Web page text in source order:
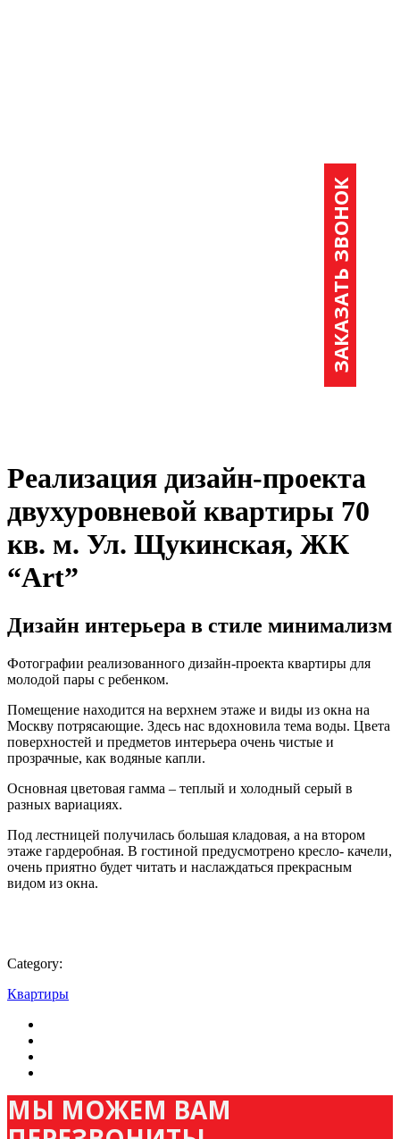
Реализация дизайн-проекта
двухуровневой квартиры 70
кв. м. Ул. Щукинская, ЖК
“Art”
Дизайн интерьера в стиле минимализм
Фотографии реализованного дизайн-проекта квартиры для
молодой пары с ребенком.
Помещение находится на верхнем этаже и виды из окна на
Москву потрясающие. Здесь нас вдохновила тема воды. Цвета
поверхностей и предметов интерьера очень чистые и
прозрачные, как водяные капли.
Основная цветовая гамма – теплый и холодный серый в
разных вариациях.
Под лестницей получилась большая кладовая, а на втором
этаже гардеробная. В гостиной предусмотрено кресло- качели,
очень приятно будет читать и наслаждаться прекрасным
видом из окна.
Category:
Квартиры
МЫ МОЖЕМ ВАМ
ЗАКАЗАТЬ ЗВОНОК